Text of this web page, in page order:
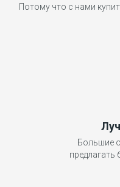
Потому что с нами
Большие
предлагать